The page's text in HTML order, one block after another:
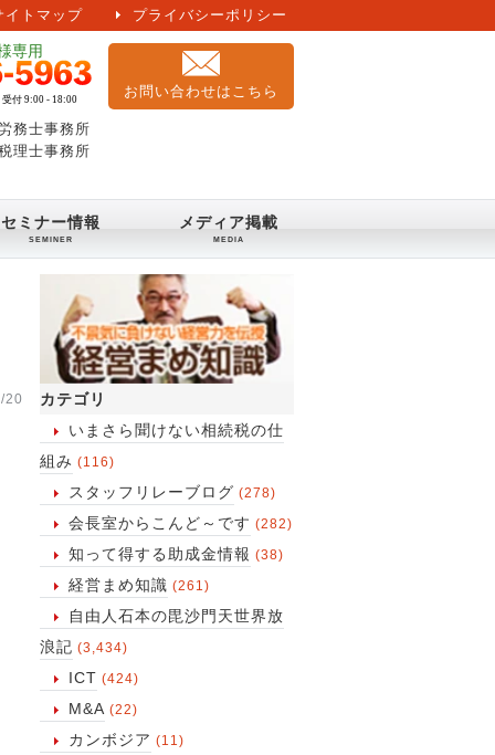
イトマップ プライバシーポリシー
お問い合わせはこちら
務士事務所
理士事務所
セミナー情報 メディア掲載
カテゴリ
いまさら聞けない相続税の仕
組み (116)
スタッフリレーブログ (278)
会長室からこんど～です (282)
知って得する助成金情報 (38)
経営まめ知識 (261)
自由人石本の毘沙門天世界放
浪記 (3,434)
ICT (424)
M&A (22)
カンボジア (11)
20